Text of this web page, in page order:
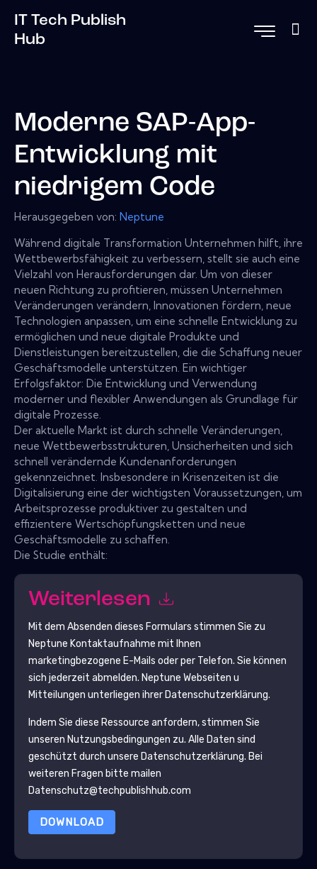
IT Tech Publish
Hub
Moderne SAP-App-
Entwicklung mit
niedrigem Code
Herausgegeben von: Neptune
Während digitale Transformation Unternehmen hilft, ihre
Wettbewerbsfähigkeit zu verbessern, stellt sie auch eine
Vielzahl von Herausforderungen dar. Um von dieser
neuen Richtung zu profitieren, müssen Unternehmen
Veränderungen verändern, Innovationen fördern, neue
Technologien anpassen, um eine schnelle Entwicklung zu
ermöglichen und neue digitale Produkte und
Dienstleistungen bereitzustellen, die die Schaffung neuer
Geschäftsmodelle unterstützen. Ein wichtiger
Erfolgsfaktor: Die Entwicklung und Verwendung
moderner und flexibler Anwendungen als Grundlage für
digitale Prozesse.
Der aktuelle Markt ist durch schnelle Veränderungen,
neue Wettbewerbsstrukturen, Unsicherheiten und sich
schnell verändernde Kundenanforderungen
gekennzeichnet. Insbesondere in Krisenzeiten ist die
Digitalisierung eine der wichtigsten Voraussetzungen, um
Arbeitsprozesse produktiver zu gestalten und
effizientere Wertschöpfungsketten und neue
Geschäftsmodelle zu schaffen.
Die Studie enthält:
Weiterlesen
Mit dem Absenden dieses Formulars stimmen Sie zu
Neptune Kontaktaufnahme mit Ihnen
marketingbezogene E-Mails oder per Telefon. Sie können
sich jederzeit abmelden. Neptune Webseiten u
Mitteilungen unterliegen ihrer Datenschutzerklärung.
Indem Sie diese Ressource anfordern, stimmen Sie
unseren Nutzungsbedingungen zu. Alle Daten sind
geschützt durch unsere Datenschutzerklärung. Bei
weiteren Fragen bitte mailen
Datenschutz@techpublishhub.com
DOWNLOAD